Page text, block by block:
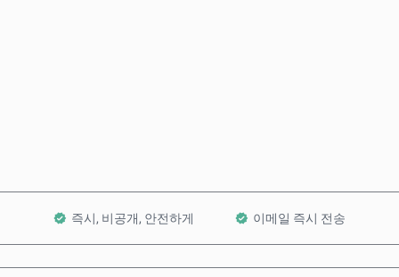
즉시, 비공개, 안전하게 이메일 즉시 전송